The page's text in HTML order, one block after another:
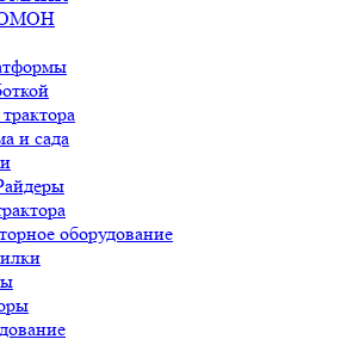
и сада
оборудование